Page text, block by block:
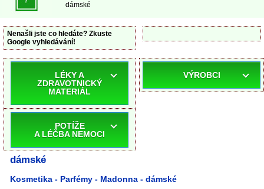
dámské
Nenašli jste co hledáte? Zkuste
Google vyhledávání!
LÉKY A
ZDRAVOTNICKÝ
MATERIÁL
POTÍŽE
A LÉČBA NEMOCI
VÝROBCI
dámské
Kosmetika - Parfémy - Madonna - dámské